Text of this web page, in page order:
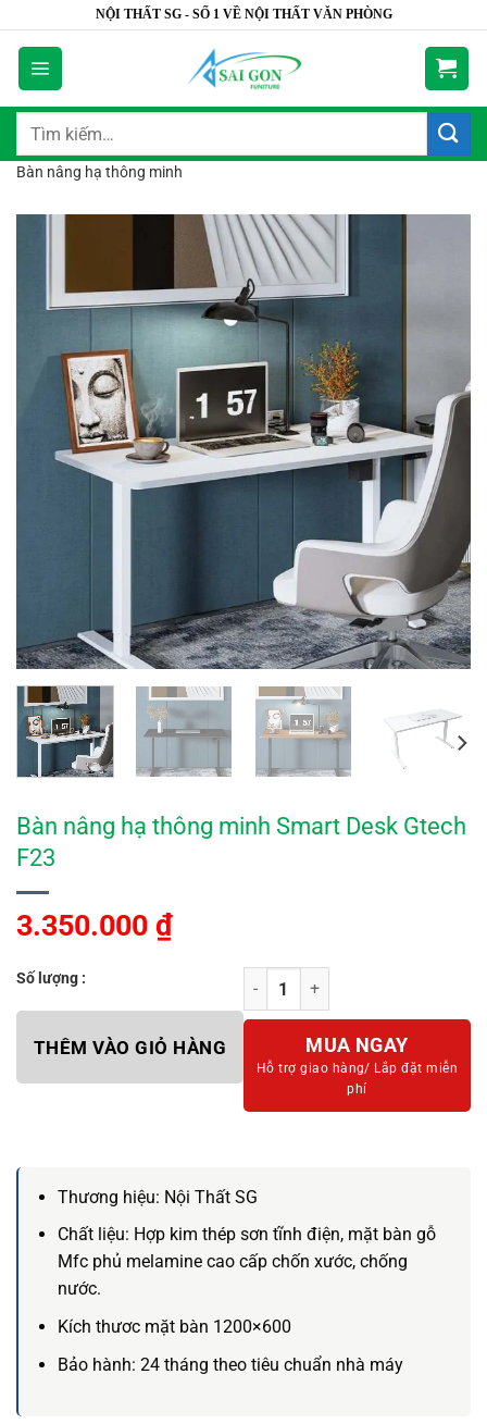
dung
NỘI THẤT SG - SỐ 1 VỀ NỘI THẤT VĂN PHÒNG
Tìm
Bàn nâng hạ thông minh
Bàn nâng hạ thông minh Smart Desk Gtech
F23
3.350.000 ₫
Số lượng : Bàn nâng hạ thông minh Smart
THÊM VÀO GIỎ HÀNG MUA NGAY
Hỗ trợ giao hàng/ Lắp đặt miễn
phí
Thương hiệu: Nội Thất SG
Chất liệu: Hợp kim thép sơn tĩnh điện, mặt bàn gỗ
Mfc phủ melamine cao cấp chốn xước, chống
nước.
Kích thươc mặt bàn 1200×600
Bảo hành: 24 tháng theo tiêu chuẩn nhà máy